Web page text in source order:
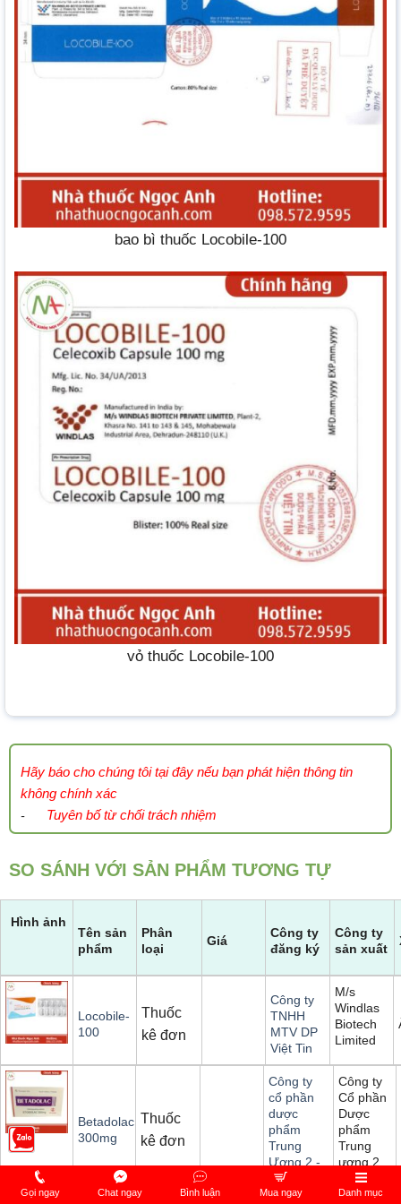
bao bì thuốc Locobile-100
vỏ thuốc Locobile-100
Hãy báo cho chúng tôi tại đây nếu bạn phát hiện thông tin
không chính xác
- Tuyên bố từ chối trách nhiệm
SO SÁNH VỚI SẢN PHẨM TƯƠNG TỰ
Hình ảnh
Tên sản
phẩm
Phân
loại
Giá
Công ty
đăng ký
Công ty
sản xuất
Locobile-
100
Thuốc
kê đơn
Công ty
TNHH
MTV DP
Việt Tin
M/s
Windlas
Biotech
Limited
Betadolac
300mg
Thuốc
kê đơn
Công ty
cổ phần
dược
phẩm
Trung
Ương 2 -
Dopharma
Công ty
Cổ phần
Dược
phẩm
Trung
ương 2
Gọi ngay Chat ngay Bình luận Mua ngay Danh mục